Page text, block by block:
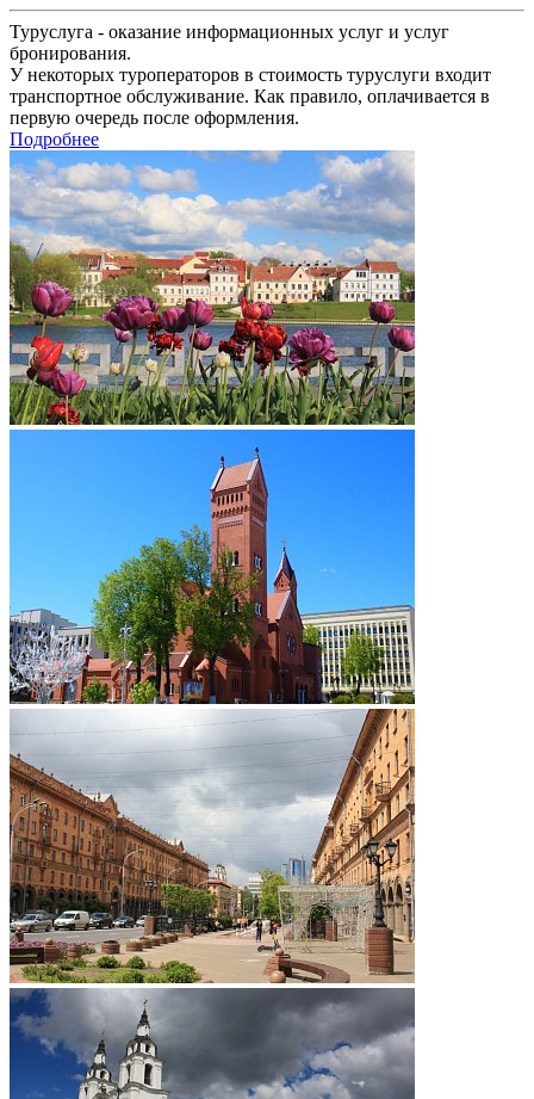
Туруслуга - оказание информационных услуг и услуг
бронирования.
У некоторых туроператоров в стоимость туруслуги входит
транспортное обслуживание. Как правило, оплачивается в
первую очередь после оформления.
Подробнее